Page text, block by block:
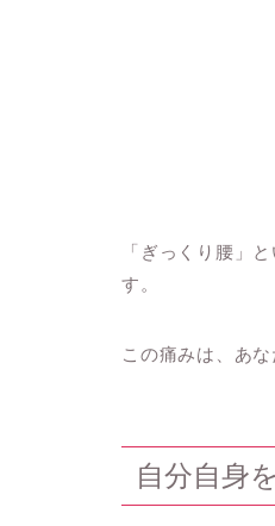
「ぎっくり腰」
す。
この痛みは、あ
自分自身